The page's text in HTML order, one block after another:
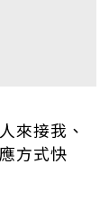
來接我、
方式快